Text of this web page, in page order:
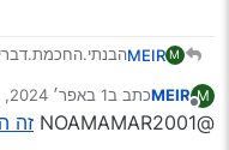
M
MEIR
נ.ב הגיר חדש M
מנותק
MEIRכתב ב1 באפר׳ 2024, 12:29
נערך לאחרונה על ידי
@NOAMAMAR2001 זה